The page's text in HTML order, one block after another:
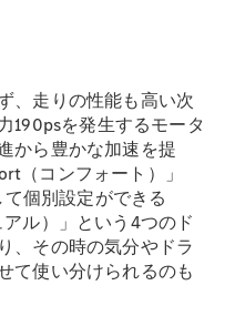
、走りの性能も高い次
190psを発生するモータ
から豊かな加速を提
（コンフォート）」
個別設定ができる
ル）」という4つのド
、その時の気分やドラ
て使い分けられるのも